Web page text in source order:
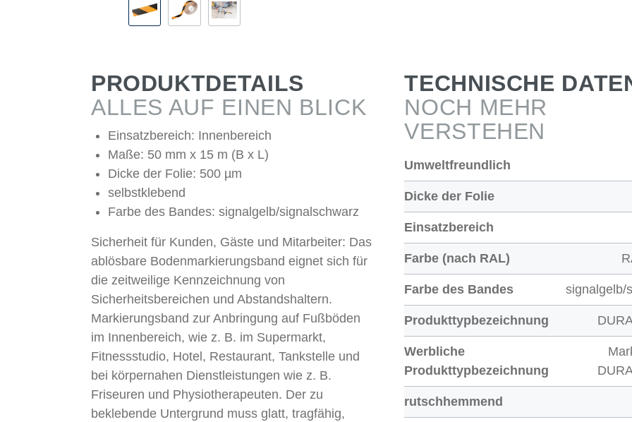
PRODUKTDETAILS
ALLES AUF EINEN BLICK
Einsatzbereich: Innenbereich
Maße: 50 mm x 15 m (B x L)
Dicke der Folie: 500 µm
selbstklebend
Farbe des Bandes: signalgelb/signalschwarz
Sicherheit für Kunden, Gäste und Mitarbeiter: Das
ablösbare Bodenmarkierungsband eignet sich für
die zeitweilige Kennzeichnung von
Sicherheitsbereichen und Abstandshaltern.
Markierungsband zur Anbringung auf Fußböden
im Innenbereich, wie z. B. im Supermarkt,
Fitnessstudio, Hotel, Restaurant, Tankstelle und
bei körpernahen Dienstleistungen wie z. B.
Friseuren und Physiotherapeuten. Der zu
beklebende Untergrund muss glatt, tragfähig,
TECHNISCHE
NOCH MEHR
VERSTEHEN
Umweltfreundlich
Dicke der Folie
Einsatzbereich
Farbe (nach RAL)
Farbe des Bandes signalgelb/
Produkttypbezeichnung
Werbliche
Produkttypbezeichnung
rutschhemmend